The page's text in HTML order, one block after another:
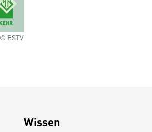
© BSTV
Wissen